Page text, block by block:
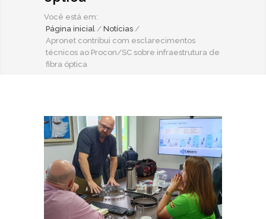
Você está em:
Página inicial / Notícias /
Apronet contribui com esclarecimentos
técnicos ao Procon/SC sobre infraestrutura de
fibra óptica